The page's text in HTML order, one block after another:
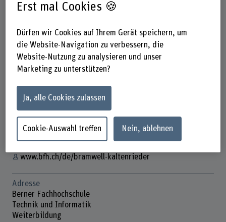
Prof. Bramwell Kaltenrieder
Leiter Weiterbildung
Kontakt
+41 32 321 63 57
www.bfh.ch/de/bramwell-kaltenrieder
Adresse
Berner Fachhochschule
Technik und Informatik
Weiterbildung
Erst mal Cookies 🍪
Dürfen wir Cookies auf Ihrem Gerät speichern, um
die Website-Navigation zu verbessern, die
Website-Nutzung zu analysieren und unser
Marketing zu unterstützen?
Ja, alle Cookies zulassen
Cookie-Auswahl treffen Nein, ablehnen